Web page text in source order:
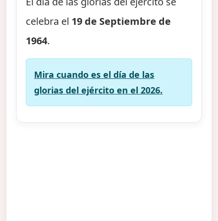
celebra el 19 de Septiembre de
1964.
Mira cuando es el día de las
glorias del ejército en el 2026.